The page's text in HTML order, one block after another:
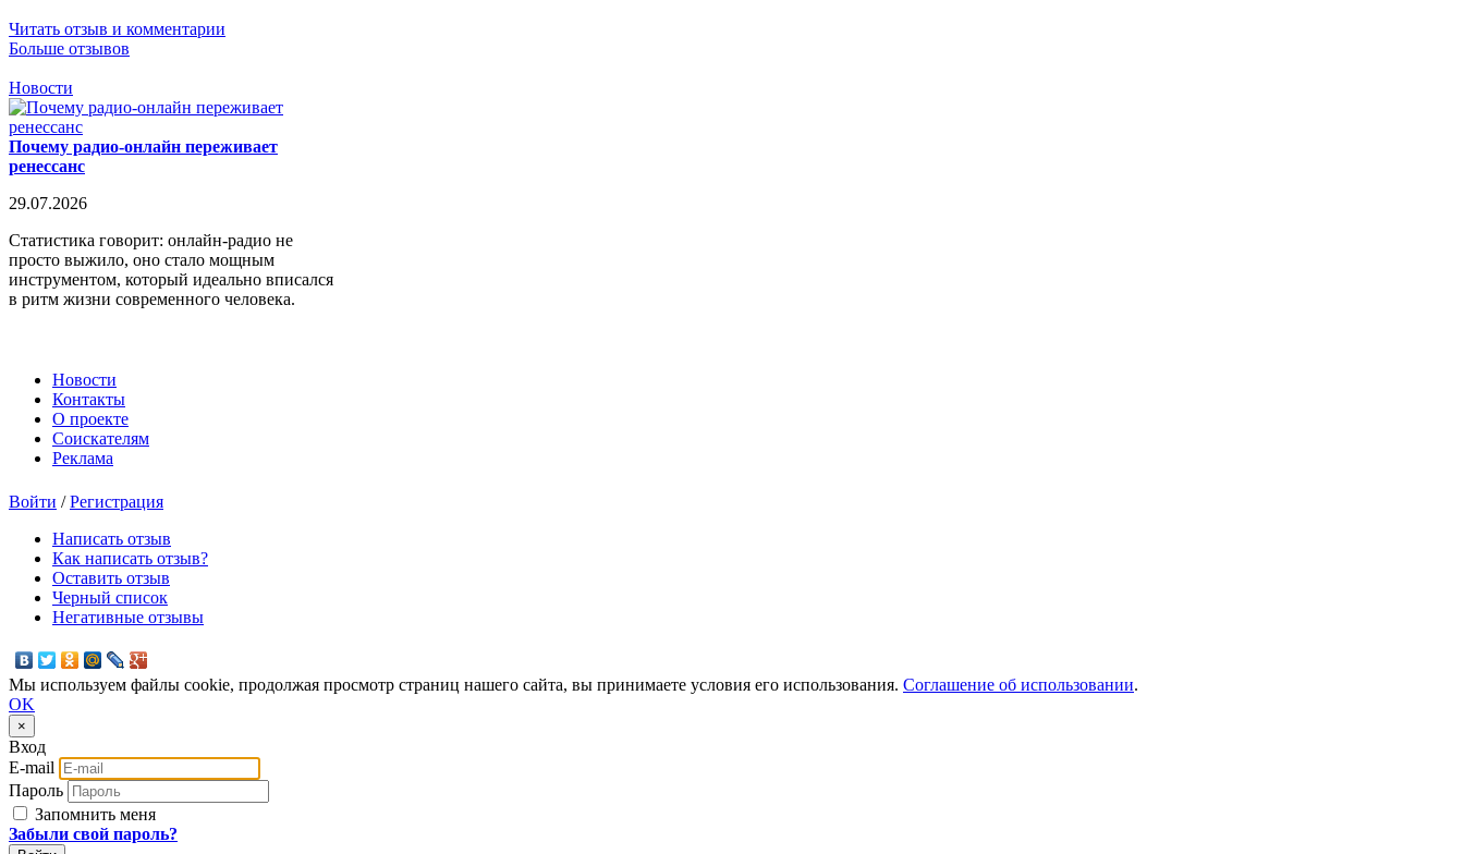
Читать отзыв и комментарии
Больше отзывов
Новости
Почему радио-онлайн переживает
ренессанс
29.07.2026
Статистика говорит: онлайн-радио не
просто выжило, оно стало мощным
инструментом, который идеально вписался
в ритм жизни современного человека.
Новости
Контакты
О проекте
Соискателям
Реклама
Войти /Регистрация
Написать отзыв
Как написать отзыв?
Оставить отзыв
Черный список
Негативные отзывы
Мы используем файлы cookie, продолжая просмотр страниц нашего сайта, вы принимаете условия его использования. Соглашение об использовании.
OK
×
Вход
E-mail
Пароль
Запомнить меня
Забыли свой пароль?